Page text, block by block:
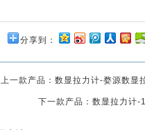
分享到：
上一款产品： 数显拉力计-婺源数显
下一款产品： 数显拉力计-